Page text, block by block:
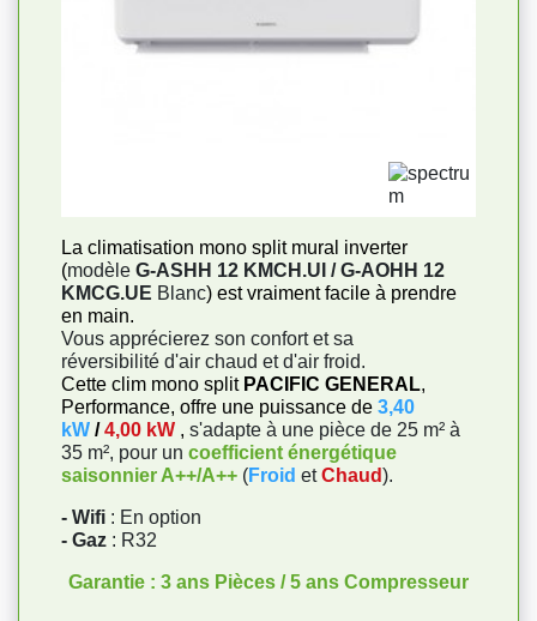
La climatisation mono split mural inverter
(modèle G-ASHH 12 KMCH.UI / G-AOHH 12
KMCG.UE Blanc) est vraiment facile à prendre
en main.
Vous apprécierez son confort et sa
réversibilité d'air chaud et d'air froid.
Cette clim mono split PACIFIC GENERAL,
Performance, offre une puissance de 3,40
kW /4,00 kW , s'adapte à une pièce de 25 m² à
35 m², pour un coefficient énergétique
saisonnier A++/A++ (Froid etChaud).
- Wifi : En option
- Gaz : R32
Garantie : 3 ans Pièces / 5 ans Compresseur